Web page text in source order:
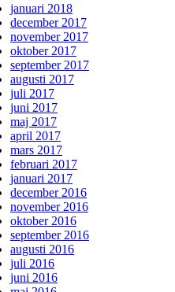
januari 2018
december 2017
november 2017
oktober 2017
september 2017
augusti 2017
juli 2017
juni 2017
maj 2017
april 2017
mars 2017
februari 2017
januari 2017
december 2016
november 2016
oktober 2016
september 2016
augusti 2016
juli 2016
juni 2016